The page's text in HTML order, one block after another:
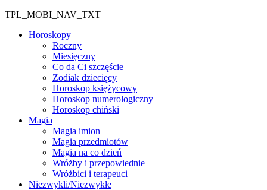
TPL_MOBI_NAV_TXT
Horoskopy
Roczny
Miesięczny
Co da Ci szczęście
Zodiak dziecięcy
Horoskop księżycowy
Horoskop numerologiczny
Horoskop chiński
Magia
Magia imion
Magia przedmiotów
Magia na co dzień
Wróżby i przepowiednie
Wróżbici i terapeuci
Niezwykli/Niezwykłe